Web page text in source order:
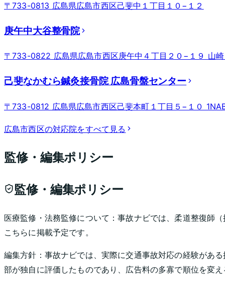
〒733-0813 広島県広島市西区己斐中１丁目１０−１２
庚午中大谷整骨院
〒733-0822 広島県広島市西区庚午中４丁目２０−１９ 山崎
己斐なかむら鍼灸接骨院 広島骨盤センター
〒733-0812 広島県広島市西区己斐本町１丁目５−１０
広島市西区の対応院をすべて見る
監修・編集ポリシー
監修・編集ポリシー
医療監修・法務監修について：事故ナビでは、柔道整復師
こちらに掲載予定です。
編集方針： 事故ナビでは、実際に交通事故対応の経験があ
部が独自に評価したものであり、広告料の多寡で順位を変